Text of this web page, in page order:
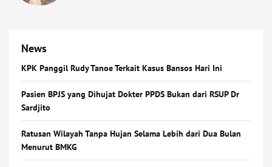
News
KPK Panggil Rudy Tanoe Terkait Kasus Bansos Hari Ini
Pasien BPJS yang Dihujat Dokter PPDS Bukan dari RSUP Dr
Sardjito
Ratusan Wilayah Tanpa Hujan Selama Lebih dari Dua Bulan
Menurut BMKG